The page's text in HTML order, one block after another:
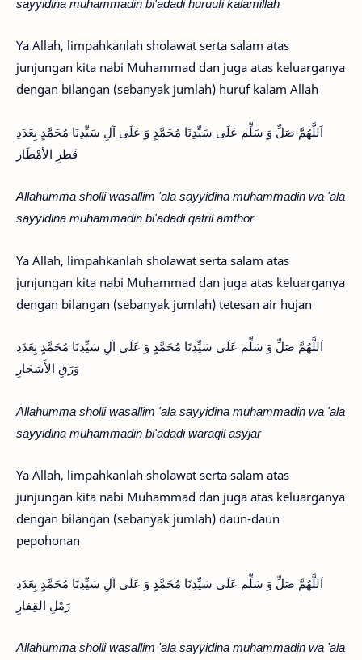
Ya Allah, limpahkanlah sholawat serta salam atas
junjungan kita nabi Muhammad dan juga atas keluarganya
dengan bilangan (sebanyak jumlah) huruf kalam Allah
اَللَّهُمَّ صَلِّ وَ سَلِّم عَلَى سَيِّدِنَا مُحَمَّدٍ وَ عَلَى آلِ سَيِّدِنَا مُحَمَّدٍ بِعَدَدِ
قَطرِ الأمْطَار
Allahumma sholli wasallim 'ala sayyidina muhammadin wa 'ala
sayyidina muhammadin bi'adadi qatril amthor
Ya Allah, limpahkanlah sholawat serta salam atas
junjungan kita nabi Muhammad dan juga atas keluarganya
dengan bilangan (sebanyak jumlah) tetesan air hujan
اَللَّهُمَّ صَلِّ وَ سَلِّم عَلَى سَيِّدِنَا مُحَمَّدٍ وَ عَلَى آلِ سَيِّدِنَا مُحَمَّدٍ بِعَدَدِ
وَرَقِ الأَشجَارِ
Allahumma sholli wasallim 'ala sayyidina muhammadin wa 'ala
sayyidina muhammadin bi'adadi waraqil asyjar
Ya Allah, limpahkanlah sholawat serta salam atas
junjungan kita nabi Muhammad dan juga atas keluarganya
dengan bilangan (sebanyak jumlah) daun-daun
pepohonan
اَللَّهُمَّ صَلِّ وَ سَلِّم عَلَى سَيِّدِنَا مُحَمَّدٍ وَ عَلَى آلِ سَيِّدِنَا مُحَمَّدٍ بِعَدَدِ
رَمْلِ القِفارِ
Allahumma sholli wasallim 'ala sayyidina muhammadin wa 'ala